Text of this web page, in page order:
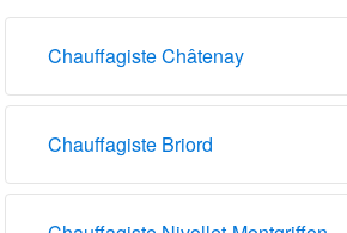
Chauffagiste Châtenay
Chauffagiste Briord